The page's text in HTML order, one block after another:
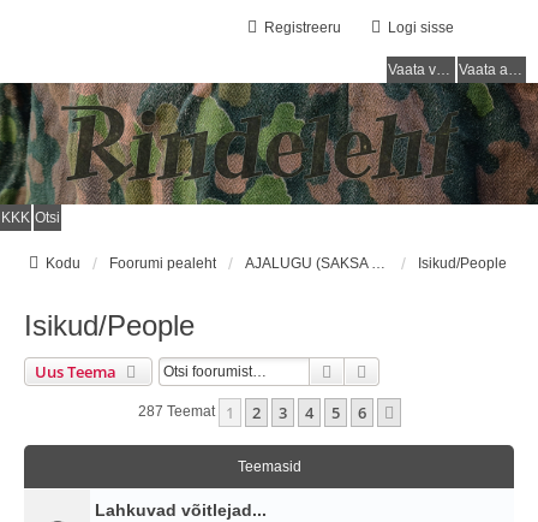
Logi sisse
Registreeru
Vaata vastamata teemasi Vaata aktiivseid teemasid
KKK Otsi
Kodu Foorumi pealeht AJALUGU (SAKSA SÕJAVÄGI) / HISTORY (GERMAN ARMY) Isikud/People
Isikud/People
Uus Teema Otsi
287 Teemat 1 2 3 4 5 6
Teemasid
Lahkuvad võitlejad...